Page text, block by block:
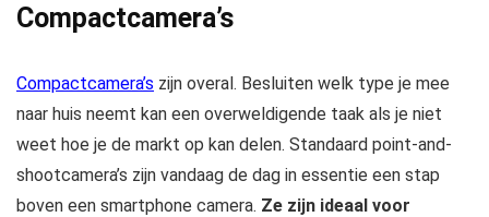
Compactcamera’s
Compactcamera’s zijn overal. Besluiten welk type je mee
naar huis neemt kan een overweldigende taak als je niet
weet hoe je de markt op kan delen. Standaard point-and-
shootcamera’s zijn vandaag de dag in essentie een stap
boven een smartphone camera. Ze zijn ideaal voor